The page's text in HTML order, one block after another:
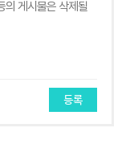
등록